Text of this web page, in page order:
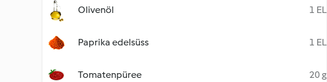
Olivenöl 1 EL
Paprika edelsüss 1 EL
Tomatenpüree 20 g